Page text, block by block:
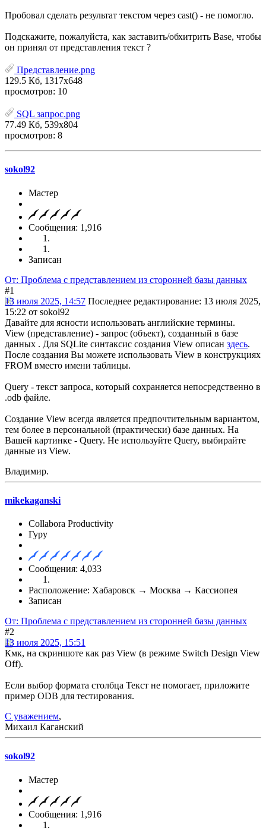
Пробовал сделать результат текстом через cast() - не помогло.
Подскажите, пожалуйста, как заставить/обхитрить Base, чтобы
он принял от представления текст ?
Представление.png
129.5 Кб, 1317x648
просмотров: 10
SQL запрос.png
77.49 Кб, 539x804
просмотров: 8
sokol92
Мастер
Сообщения: 1,916
Записан
От: Проблема с представлением из сторонней базы данных
#1
13 июля 2025, 14:57 Последнее редактирование: 13 июля 2025,
15:22 от sokol92
Давайте для ясности использовать английские термины.
View (представление) - запрос (объект), созданный в базе
данных . Для SQLite синтаксис создания View описан здесь.
После создания Вы можете использовать View в конструкциях
FROM вместо имени таблицы.
Query - текст запроса, который сохраняется непосредственно в
.odb файле.
Создание View всегда является предпочтительным вариантом,
тем более в персональной (практически) базе данных. На
Вашей картинке - Query. Не используйте Query, выбирайте
данные из View.
Владимир.
mikekaganski
Collabora Productivity
Гуру
Сообщения: 4,033
Расположение: Хабаровск → Москва → Кассиопея
Записан
От: Проблема с представлением из сторонней базы данных
#2
13 июля 2025, 15:51
Кмк, на скриншоте как раз View (в режиме Switch Design View
Off).
Если выбор формата столбца Текст не помогает, приложите
пример ODB для тестирования.
С уважением,
Михаил Каганский
sokol92
Мастер
Сообщения: 1,916